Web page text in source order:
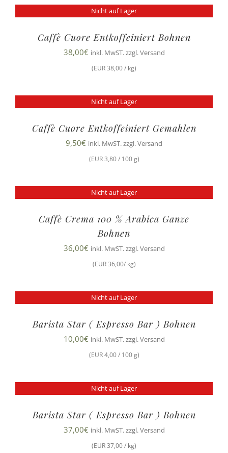
Nicht auf Lager
Caffè Cuore Entkoffeiniert Bohnen
38,00€ inkl. MwST. zzgl. Versand
(EUR 38,00 / kg)
Nicht auf Lager
Caffè Cuore Entkoffeiniert Gemahlen
9,50€ inkl. MwST. zzgl. Versand
(EUR 3,80 / 100 g)
Nicht auf Lager
Caffè Crema 100 % Arabica Ganze
Bohnen
36,00€ inkl. MwST. zzgl. Versand
(EUR 36,00/ kg)
Nicht auf Lager
Barista Star ( Espresso Bar ) Bohnen
10,00€ inkl. MwST. zzgl. Versand
(EUR 4,00 / 100 g)
Nicht auf Lager
Barista Star ( Espresso Bar ) Bohnen
37,00€ inkl. MwST. zzgl. Versand
(EUR 37,00 / kg)